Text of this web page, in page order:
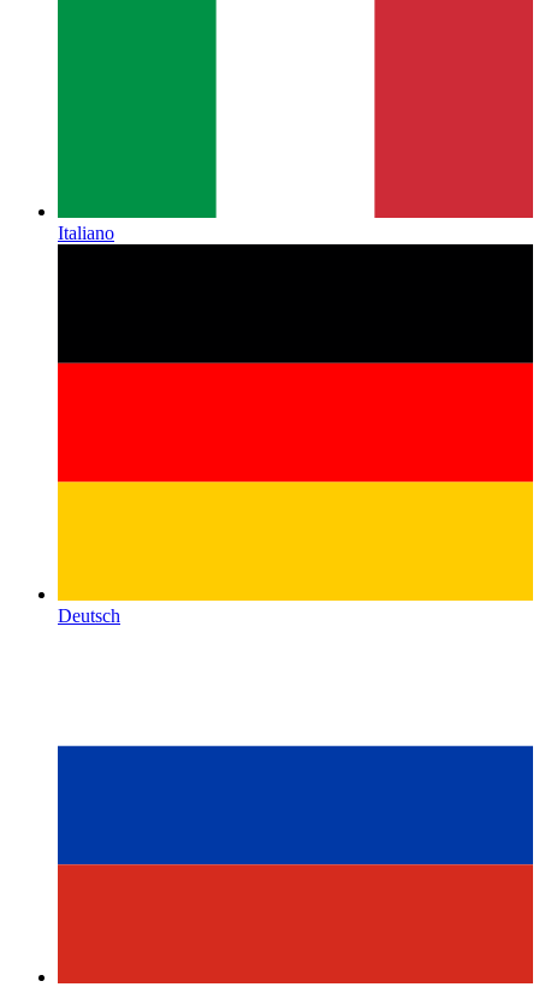
Italiano
Deutsch